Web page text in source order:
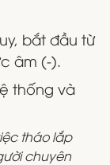
bắt đầu từ
âm (-).
thống và
tháo lắp
chuyên